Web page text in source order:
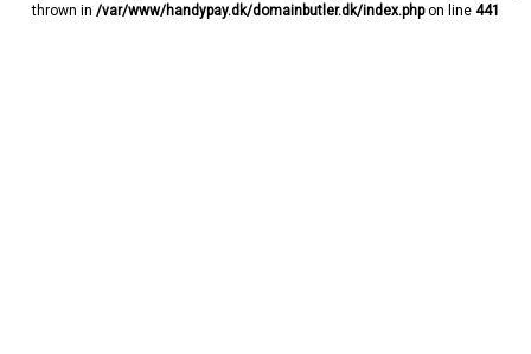
thrown in /var/www/handypay.dk/domainbutler.dk/index.phpon line 441